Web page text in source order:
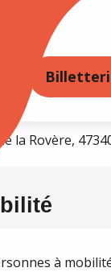
de Hautefage la
de la Rovère,
à